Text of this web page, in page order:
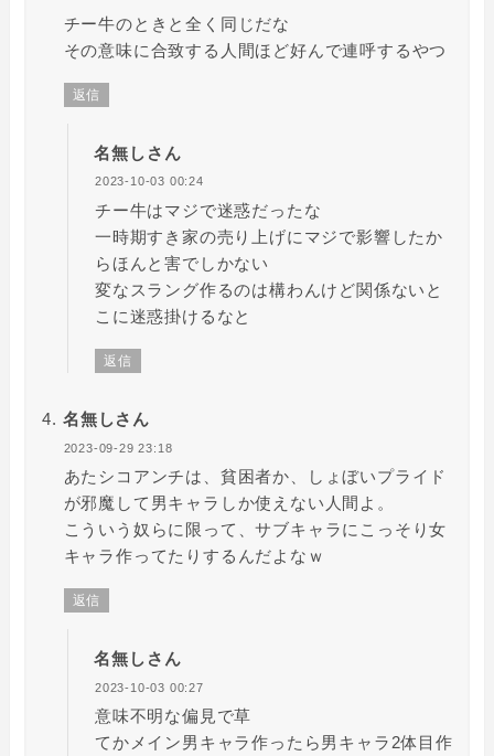
チー牛のときと全く同じだな
その意味に合致する人間ほど好んで連呼するやつ
返信
名無しさん
2023-10-03 00:24
チー牛はマジで迷惑だったな
一時期すき家の売り上げにマジで影響したか
らほんと害でしかない
変なスラング作るのは構わんけど関係ないと
こに迷惑掛けるなと
返信
名無しさん
2023-09-29 23:18
あたシコアンチは、貧困者か、しょぼいプライド
が邪魔して男キャラしか使えない人間よ。
こういう奴らに限って、サブキャラにこっそり女
キャラ作ってたりするんだよなｗ
返信
名無しさん
2023-10-03 00:27
意味不明な偏見で草
てかメイン男キャラ作ったら男キャラ2体目作